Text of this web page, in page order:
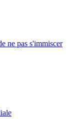
ne pas s'immiscer